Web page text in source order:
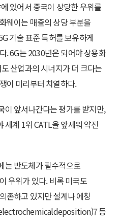
있어서 중국이 상당한 우위를
웨이는 매출의 상당 부분을
기술 표준 특허를 보유하게
. 6G는 2030년은 되어야 상용화
산업과의 시너지가 더 크다는
이 미리부터 치열하다.
이 앞서나간다는 평가를 받지만,
세계 1위 CATL을 앞세워 약진
는 반도체가 필수적으로
우위가 있다. 비록 미국도
존하고 있지만 설계나 에칭
7등